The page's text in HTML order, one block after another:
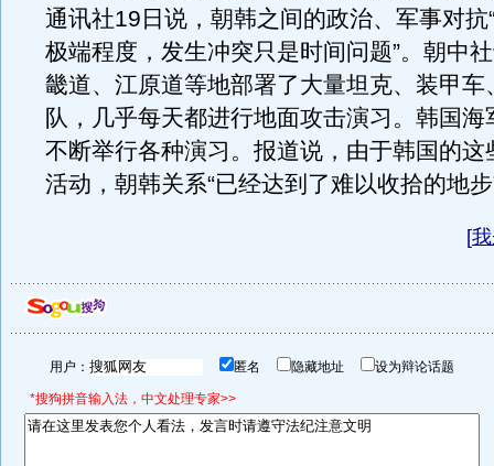
通讯社19日说，朝韩之间的政治、军事对抗
极端程度，发生冲突只是时间问题”。朝中
畿道、江原道等地部署了大量坦克、装甲车
队，几乎每天都进行地面攻击演习。韩国海
不断举行各种演习。报道说，由于韩国的这
活动，朝韩关系“已经达到了难以收拾的地步
[
用户： 匿名 隐藏地址 设为辩论话题
*搜狗拼音输入法，中文处理专家>>